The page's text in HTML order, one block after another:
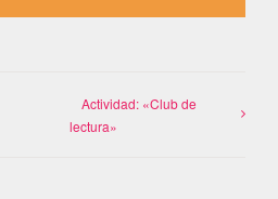
Actividad: «Club de
lectura»